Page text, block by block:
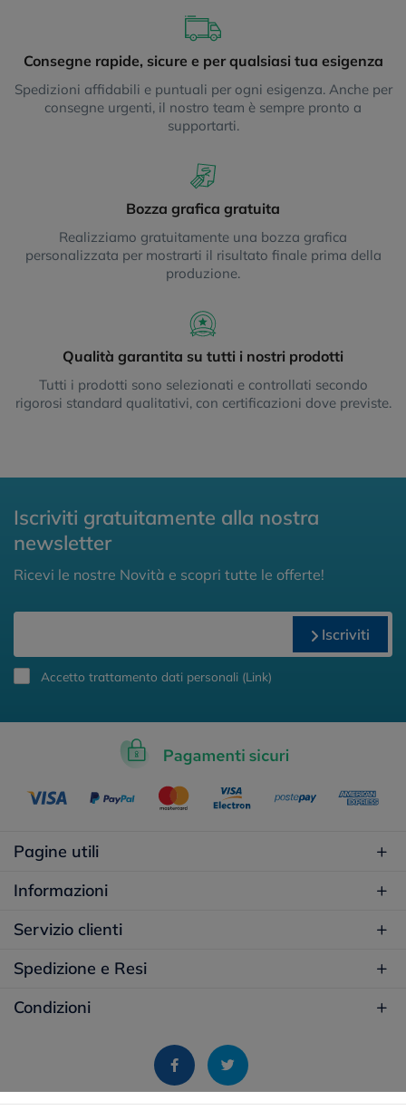
Consegne rapide, sicure e per qualsiasi tua esigenza
Spedizioni affidabili e puntuali per ogni esigenza. Anche per
consegne urgenti, il nostro team è sempre pronto a
supportarti.
Bozza grafica gratuita
Realizziamo gratuitamente una bozza grafica
personalizzata per mostrarti il risultato finale prima della
produzione.
Qualità garantita su tutti i nostri prodotti
Tutti i prodotti sono selezionati e controllati secondo
rigorosi standard qualitativi, con certificazioni dove previste.
Iscriviti gratuitamente alla nostra
newsletter
Ricevi le nostre Novità e scopri tutte le offerte!
Iscriviti
Accetto trattamento dati personali (Link)
Pagine utili
Informazioni
Servizio clienti
Spedizione e Resi
Condizioni